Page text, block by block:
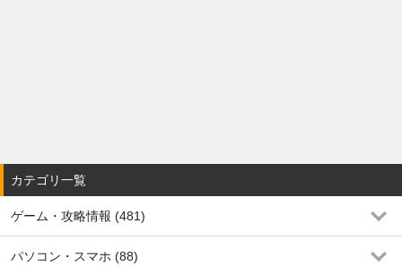
カテゴリ一覧
ゲーム・攻略情報 (481)
パソコン・スマホ (88)